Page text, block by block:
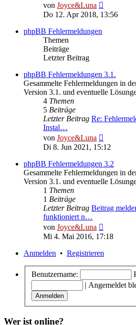
von Joyce&Luna
Beitrag
Do 12. Apr 2018, 13:56
phpBB Fehlermeldungen
Themen
Beiträge
Letzter Beitrag
phpBB Fehlermeldungen 3.1.
Gesammelte Fehlermeldungen in
Version 3.1. und eventuelle
4 Themen
5 Beiträge
Letzter Beitrag Re:
Instal…
von Joyce&Luna
Beitrag
Di 8. Jun 2021, 15:12
phpBB Fehlermeldungen 3.2
Gesammelte Fehlermeldungen in
Version 3.1. und eventuelle
1 Themen
1 Beiträge
Letzter Beitrag Beitrag
funktioniert n…
von Joyce&Luna
Beitrag
Mi 4. Mai 2016, 17:18
Anmelden • Registrieren
Benutzername:
| Angemeldet
Wer ist online?